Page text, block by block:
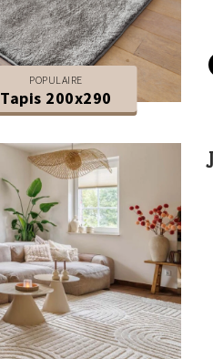
POPULAIRE
Tapis 200x290